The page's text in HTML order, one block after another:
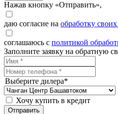
Нажав кнопку «Отправить»,
даю согласие на обработку
соглашаюсь с политикой
Заполните заявку на обратную
Выберите дилера*
Хочу купить в кредит
Отправить